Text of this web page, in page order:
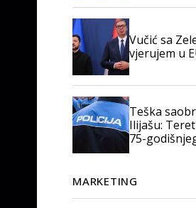
Vučić sa
vjerujem u
Teška
Ilijašu:
75-
MARKETING